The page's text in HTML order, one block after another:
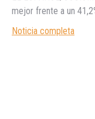
mejor frente a un
Noticia completa